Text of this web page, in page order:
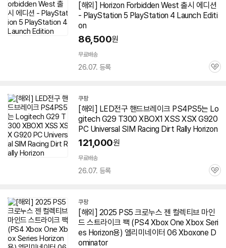
[해외] Horizon Forbidden West 출시 에디션
- PlayStation 5 PlayStation 4 Launch Editi
on
86,500원
무료배송
26.07. 등록
관
쿠팡
[해외] LED전구 핸드브레이크 PS4PS5는 Lo
gitech G29 T300 XBOX1 XSS XSX G920
PC Universal SIM Racing Dirt Rally Horizon
121,000원
무료배송
26.07. 등록
관
쿠팡
[해외] 2025 PS5 크로누스 젠 컬렉티브 마인
드 스트라이크 팩 (PS4 Xbox One Xbox Seri
es Horizon용) 엘리미네이터 06 Xboxone D
ominator